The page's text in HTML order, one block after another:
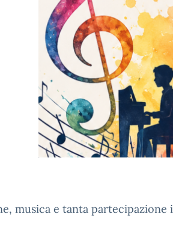
musica e tanta partecipazione